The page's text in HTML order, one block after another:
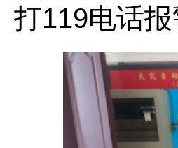
打119电话